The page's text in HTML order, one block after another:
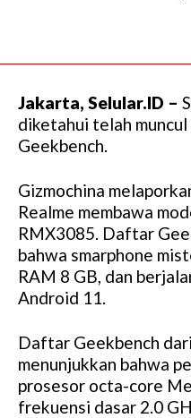
Jakarta, Selular.ID –
diketahui telah
Geekbench.
Gizmochina
Realme membawa
RMX3085. Daftar
bahwa smarphone
RAM 8 GB, dan
Android 11.
Daftar Geekbench
menunjukkan bahwa
prosesor octa-core
frekuensi dasar 2.0